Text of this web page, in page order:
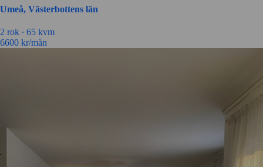
Umeå, Västerbottens län
2 rok ∙ 65 kvm
6600 kr/mån